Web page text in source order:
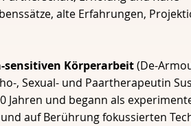
alte Erfahrungen,
sensitiven Körperarbeit(De-
, Sexual- und Paartherapeutin
und begann als
auf Berührung fokussierten